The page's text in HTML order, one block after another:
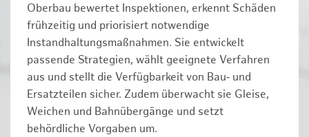
Oberbau bewertet Inspektionen, erkennt Schäden
frühzeitig und priorisiert notwendige
Instandhaltungsmaßnahmen. Sie entwickelt
passende Strategien, wählt geeignete Verfahren
aus und stellt die Verfügbarkeit von Bau‑ und
Ersatzteilen sicher. Zudem überwacht sie Gleise,
Weichen und Bahnübergänge und setzt
behördliche Vorgaben um.